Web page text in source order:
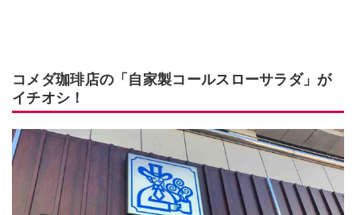
コメダ珈琲店の「自家製コールスローサラダ」が
イチオシ！